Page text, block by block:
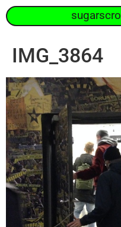
sugarscroll
IMG_3864